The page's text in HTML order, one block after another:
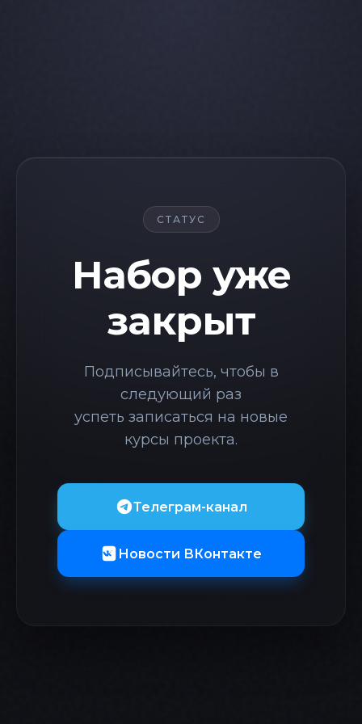
СТАТУС
Набор уже
закрыт
Подписывайтесь, чтобы в
следующий раз
успеть записаться на новые
курсы проекта.
Телеграм-канал
Новости ВКонтакте